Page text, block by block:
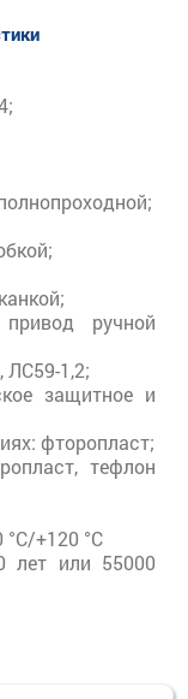
привод ручной
ЛС59-1,2;
защитное и
фторопласт;
тефлон
+120 °C
лет или 55000